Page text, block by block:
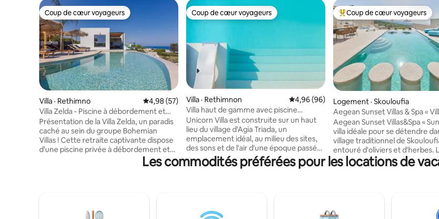
Coup de cœur voyageurs
Coup de cœur voyageurs
Villa · Rethimno Note moyenne de 4,98 sur 5, 57 commentaires
4,98 (57)
Villa Zelda - Piscine à débordement et
superbe vue sur la mer
Présentation de la Villa Zelda, un paradis
caché au sein du groupe Bohemian
Villas ! Cette retraite captivante dispose
d'une piscine privée à débordement et
d'un jacuzzi rajeunissant (non chauffé),
privatives complètes, ainsi que d'une
Coup de cœur voyageurs
Coup de cœur voyageurs
Villa · Rethimnon Note moyenne de 4,96 sur 5, 96
4,96 (96)
Villa haut de gamme avec piscine
chauffée de 72 m² dans la nature
Unicorn Villa est construite sur un haut
lieu du village d'Agia Triada, un
emplacement idéal, au milieu des sites,
des sons et de l'air d'une époque passée.
La villa Unicorn est entourée d'une
magnifique beauté naturelle, de jardins
visiteur peut également visiter d'autres
Coup de cœur voyageurs
Coup de cœur voyageurs
Logement · Skouloufia
Aegean Sunset Villas & Spa «
Aegean Sunset Villas&Spa «
villa idéale pour se détendre
village traditionnel de
entouré d'oliviers et d'herbes.
la mer Égée et le coucher de
rendront vos vacances
avec salle de bain privée et spa,
dispose d'une télévision
Les commodités préférées pour les locations de